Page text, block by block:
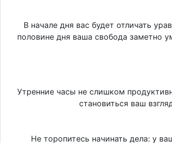
В начале дня вас будет отличать
половине дня ваша свобода заметно
Утренние часы не слишком
становиться ваш
Не торопитесь начинать дела: у